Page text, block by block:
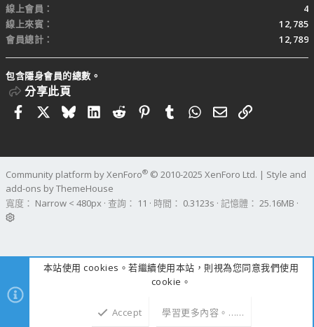
線上會員
4
線上來賓
12,785
會員總計
12,789
包含隱身會員的總數。
分享此頁
FacebookBlueskyLinkedIn
RedditPinterestTumblrWhatsApp
電子郵件
連結
Community platform by XenForo® © 2010-2025 XenForo Ltd. | Style and
add-ons by ThemeHouse
寬度
查詢 11 時間 0.3123s 記憶體 25.16MB
本站使用 cookies。若繼續使用本站，則視為您同意我們使用
cookie。
Accept 學習更多內容。……